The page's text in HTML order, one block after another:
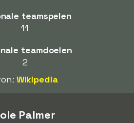
teamspelen
11
teamdoelen
2
Wikipedia
Palmer